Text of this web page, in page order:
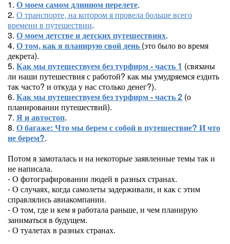
1. О моем самом длинном перелете.
2. О транспорте, на котором я провела больше всего
времени в путешествии.
3. О моем детстве и детских путешествиях.
4. О том, как я планирую свой день (это было во время
декрета).
5. Как мы путешествуем без турфирм - часть 1 (связаны
ли наши путешествия с работой? как мы умудряемся ездить
так часто? и откуда у нас столько денег?).
6. Как мы путешествуем без турфирм - часть 2 (о
планировании путешествий).
7. Я и автостоп.
8. О багаже: Что мы берем с собой в путешествие? И что
не берем?.
Потом я замоталась и на некоторые заявленные темы так и
не написала.
- О фотографировании людей в разных странах.
- О случаях, когда самолеты задерживали, и как с этим
справлялись авиакомпании.
- О том, где и кем я работала раньше, и чем планирую
заниматься в будущем.
- О туалетах в разных странах.